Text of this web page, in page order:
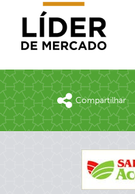
Compartilhar